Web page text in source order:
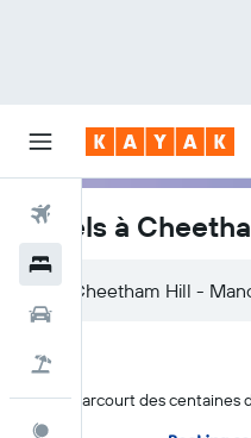
Vols
Hôtels à
KAYAK parcourt des centaines